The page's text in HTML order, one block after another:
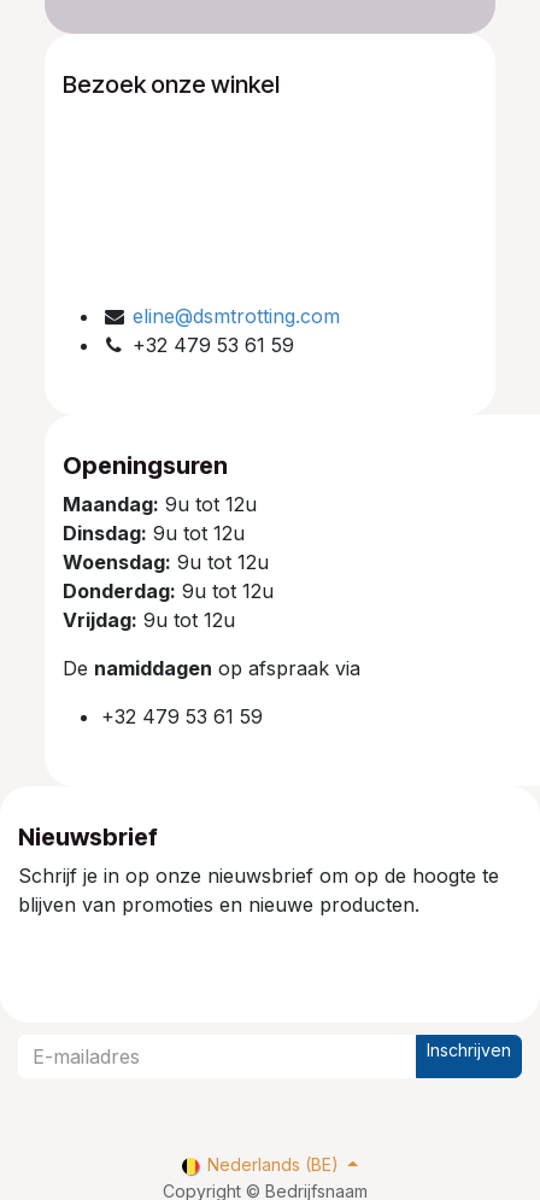
Bezoek onze winkel
eline@dsmtrotting.com
+32 479 53 61 59
Openingsuren
Maandag: 9u tot 12u
Dinsdag: 9u tot 12u
Woensdag: 9u tot 12u
Donderdag: 9u tot 12u
Vrijdag: 9u tot 12u
De namiddagen op afspraak via
+32 479 53 61 59
Nieuwsbrief
Schrijf je in op onze nieuwsbrief om op de hoogte te
blijven van promoties en nieuwe producten.
Inschrijven
Copyright © Bedrijfsnaam
Nederlands (BE)